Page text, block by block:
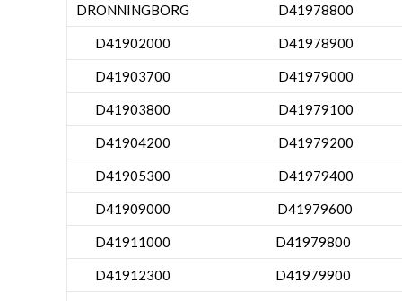
DRONNINGBORG D41978800
D41902000 D41978900
D41903700 D41979000
D41903800 D41979100
D41904200 D41979200
D41905300 D41979400
D41909000 D41979600
D41911000 D41979800
D41912300 D41979900